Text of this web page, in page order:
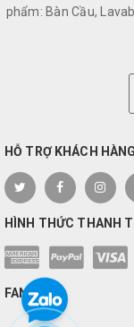
phẩm: Bàn Cầu,
HỖ TRỢ KHÁCH HÀNG
HÌNH THỨC THANH
FANPAGE